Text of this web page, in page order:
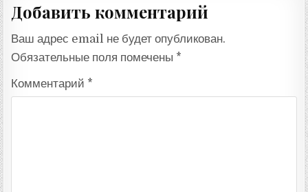
Добавить комментарий
Ваш адрес email не будет опубликован.
Обязательные поля помечены *
Комментарий *